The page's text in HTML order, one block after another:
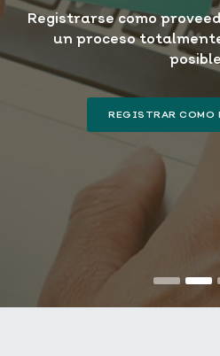
Registrarse como
un proceso
REGISTRAR COMO
Previous